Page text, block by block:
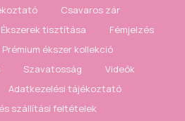
Csavaros zár
Ékszerek tisztítása
Fémjelzés
Prémium ékszer kollekció
Szavatosság
Videók
Adatkezelési tájékoztató
szállítási feltételek